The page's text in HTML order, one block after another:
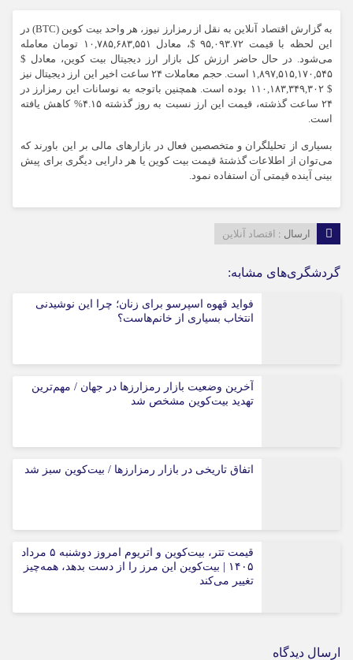
به گزارش اقتصاد آنلاین به نقل از رمزارز نیوز، هر واحد بیت کوین (BTC) در
این لحظه با قیمت ۹۵,۰۹۳.۷۲ $، معادل ۱۰,۷۸۵,۶۸۳,۵۵۱ تومان معامله
می‌شود. در حال حاضر ارزش کل بازار ارز دیجیتال بیت کوین، معادل $
۱,۸۹۷,۵۱۵,۱۷۰,۵۴۵ است. حجم معاملات ۲۴ ساعت اخیر این ارز دیجیتال نیز
$ ۱۱۰,۱۸۳,۳۴۹,۳۰۲ بوده است. همچنین باتوجه به نوسانات این رمزارز در
۲۴ ساعت گذشته، قیمت این ارز نسبت به روز گذشته ۴.۱۵% کاهش یافته
است.
بسیاری از تحلیلگران و متخصصین فعال در بازار‌های مالی بر این باورند که
می‌توان از اطلاعات گذشتۀ قیمت بیت کوین یا هر دارایی دیگری برای پیش
بینی آینده قیمتی آن استفاده نمود.
ارسال : اقتصاد آنلاین
گردشگری‌های مشابه:
فواید قهوه اسپرسو برای زنان؛ چرا این نوشیدنی
انتخاب بسیاری از خانم‌هاست؟
آخرین وضعیت بازار رمزارزها در جهان / مهم‌ترین
تهدید بیت‌کوین مشخص شد
اتفاق تاریخی در بازار رمزارزها / بیت‌کوین سبز شد
قیمت تتر، بیت‌کوین و اتریوم امروز دوشنبه ۵ مرداد
۱۴۰۵ | بیت‌کوین این مرز را از دست بدهد، همه‌چیز
تغییر می‌کند
ارسال دیدگاه